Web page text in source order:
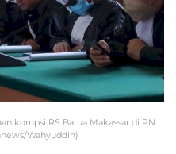
korupsi RS Batua Makassar di PN
Wahyuddin)